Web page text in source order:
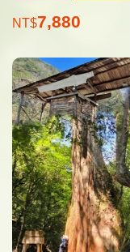
NT$7,880